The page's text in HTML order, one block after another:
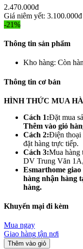
2.470.000đ
Giá niêm yết: 3.100.000đ
-21%
Thông tin sản phẩm
Kho hàng: Còn
Thông tin cơ bản
HÌNH THỨC MUA
Cách 1:Đặt mua
Thêm vào giỏ
Cách 2:Điện thoại
đặt hàng trực tiếp.
Cách 3:Mua
DV Trung Văn
Esmarthome
hàng nhận hàng
hàng.
Khuyến mại đi kèm
Mua ngay
Giao hàng tận nơi
Thêm vào giỏ